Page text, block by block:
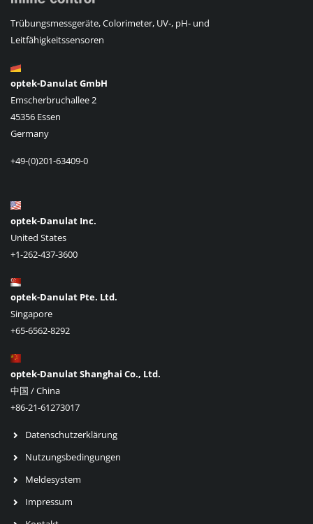
Trübungsmessgeräte, Colorimeter, UV-, pH- und
Leitfähigkeitssensoren
optek-Danulat GmbH
Emscherbruchallee 2
45356 Essen
Germany
+49-(0)201-63409-0
optek-Danulat Inc.
United States
+1-262-437-3600
optek-Danulat Pte. Ltd.
Singapore
+65-6562-8292
optek-Danulat Shanghai Co., Ltd.
中国 / China
+86-21-61273017
Datenschutzerklärung
Nutzungsbedingungen
Meldesystem
Impressum